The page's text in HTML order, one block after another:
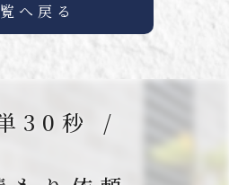
へ戻る
30秒 /